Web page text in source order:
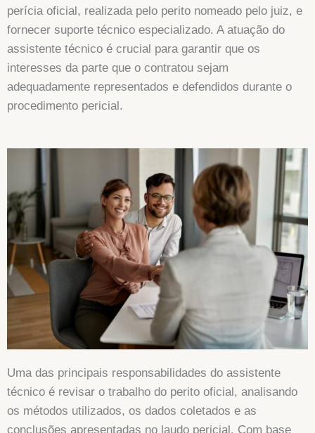
perícia oficial, realizada pelo perito nomeado pelo juiz, e
fornecer suporte técnico especializado. A atuação do
assistente técnico é crucial para garantir que os
interesses da parte que o contratou sejam
adequadamente representados e defendidos durante o
procedimento pericial.
Uma das principais responsabilidades do assistente
técnico é revisar o trabalho do perito oficial, analisando
os métodos utilizados, os dados coletados e as
conclusões apresentadas no laudo pericial. Com base